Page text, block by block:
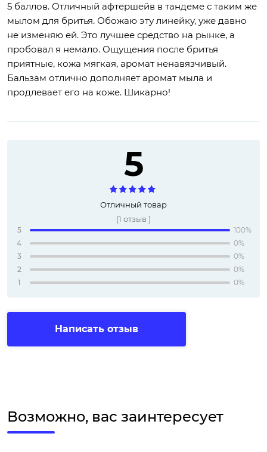
5 баллов. Отличный афтершейв в тандеме с таким же
мылом для бритья. Обожаю эту линейку, уже давно
не изменяю ей. Это лучшее средство на рынке, а
пробовал я немало. Ощущения после бритья
приятные, кожа мягкая, аромат ненавязчивый.
Бальзам отлично дополняет аромат мыла и
продлевает его на коже. Шикарно!
5
Отличный товар
(1 отзыв )
5
100%
4
0%
3
0%
2
0%
1
0%
Написать отзыв
Возможно, вас заинтересует